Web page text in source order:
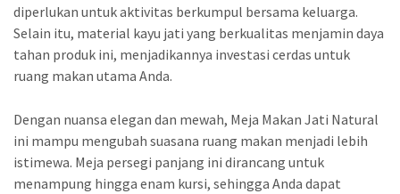
diperlukan untuk aktivitas berkumpul bersama keluarga.
Selain itu, material kayu jati yang berkualitas menjamin daya
tahan produk ini, menjadikannya investasi cerdas untuk
ruang makan utama Anda.
Dengan nuansa elegan dan mewah, Meja Makan Jati Natural
ini mampu mengubah suasana ruang makan menjadi lebih
istimewa. Meja persegi panjang ini dirancang untuk
menampung hingga enam kursi, sehingga Anda dapat